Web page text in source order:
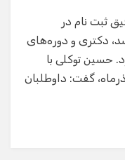
ثبت نام در
دکتری و دوره‌های
93 را اعلام کرد. حسین توکلی با
به آغاز ثبت‌نام کنکور 93 از 16 آذرماه، گفت: داوطلبان